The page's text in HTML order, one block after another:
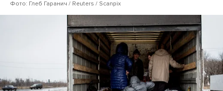
Фото: Глеб Гаранич / Reuters / Scanpix